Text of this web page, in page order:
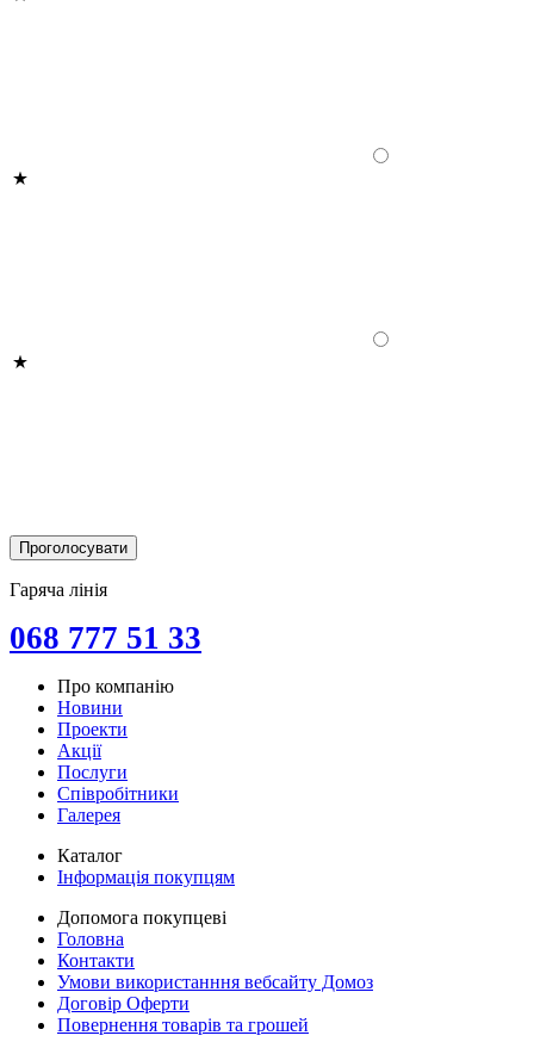
Гаряча лінія
068 777 51 33
Про компанію
Новини
Проекти
Акції
Послуги
Співробітники
Галерея
Каталог
Інформація покупцям
Допомога покупцеві
Головна
Контакти
Умови використанння вебсайту Домоз
Договір Оферти
Повернення товарів та грошей